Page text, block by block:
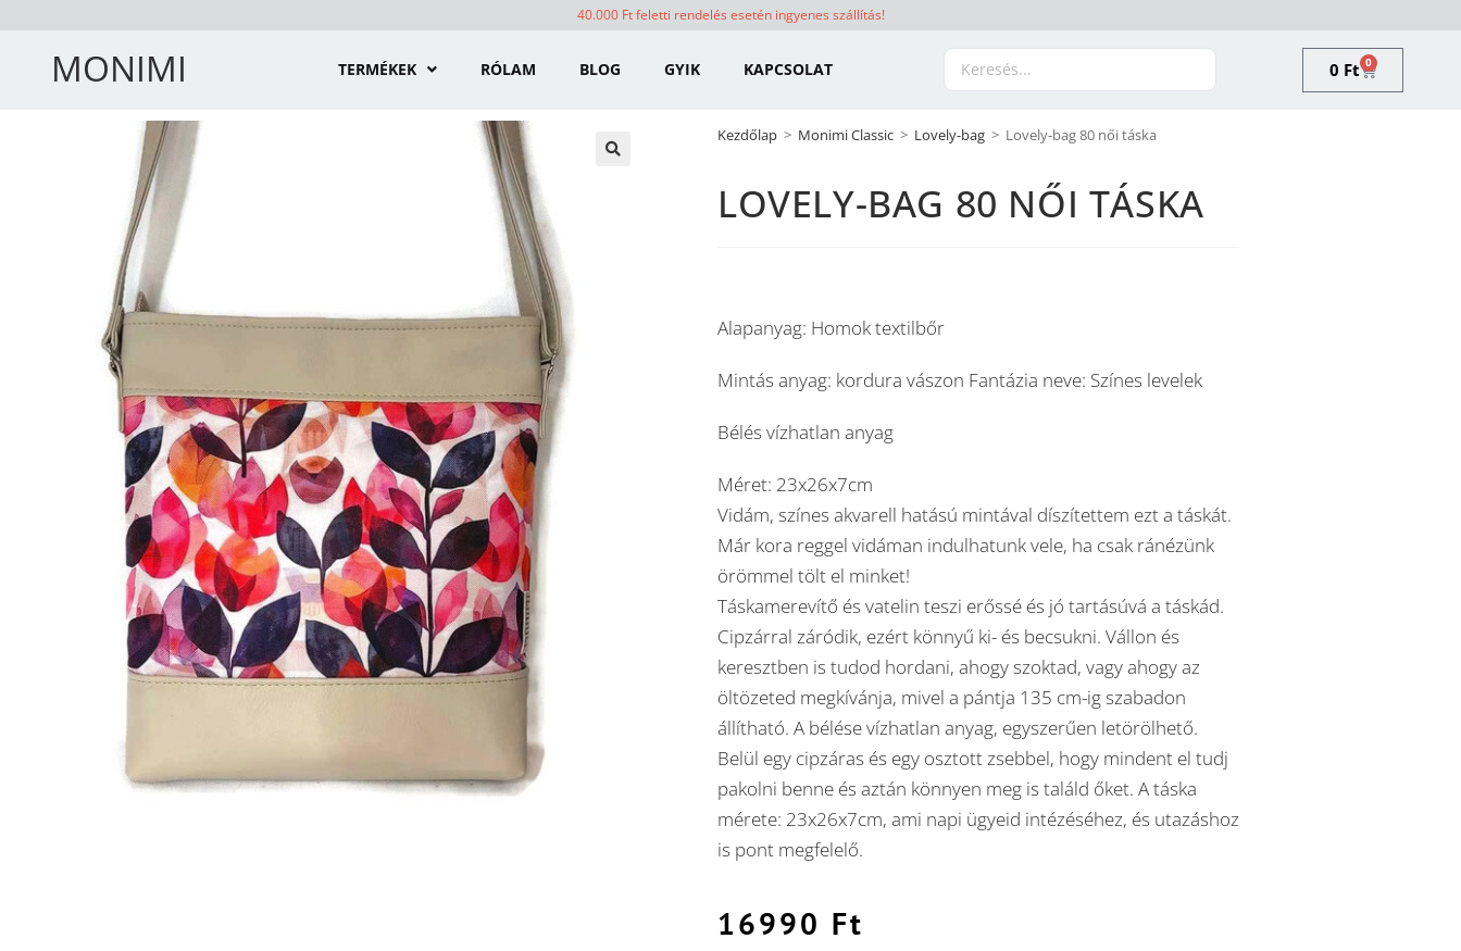
40.000 Ft feletti rendelés esetén ingyenes szállítás!
MONIMI TERMÉKEK RÓLAM BLOG GYIK KAPCSOLAT 0 Ft 0
Kezdőlap > Monimi Classic > Lovely-bag > Lovely-bag 80 női táska
LOVELY-BAG 80 NŐI TÁSKA
Alapanyag: Homok textilbőr
Mintás anyag: kordura vászon Fantázia neve: Színes levelek
Bélés vízhatlan anyag
Méret: 23x26x7cm
Vidám, színes akvarell hatású mintával díszítettem ezt a táskát.
Már kora reggel vidáman indulhatunk vele, ha csak ránézünk
örömmel tölt el minket!
Táskamerevítő és vatelin teszi erőssé és jó tartásúvá a táskád.
Cipzárral záródik, ezért könnyű ki- és becsukni. Vállon és
keresztben is tudod hordani, ahogy szoktad, vagy ahogy az
öltözeted megkívánja, mivel a pántja 135 cm-ig szabadon
állítható. A bélése vízhatlan anyag, egyszerűen letörölhető.
Belül egy cipzáras és egy osztott zsebbel, hogy mindent el tudj
pakolni benne és aztán könnyen meg is találd őket. A táska
mérete: 23x26x7cm, ami napi ügyeid intézéséhez, és utazáshoz
is pont megfelelő.
16990 Ft